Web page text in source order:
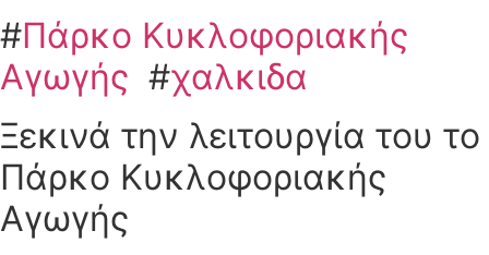
#Πάρκο Κυκλοφοριακής
Αγωγής #χαλκιδα
Ξεκινά την λειτουργία του το
Πάρκο Κυκλοφοριακής
Αγωγής